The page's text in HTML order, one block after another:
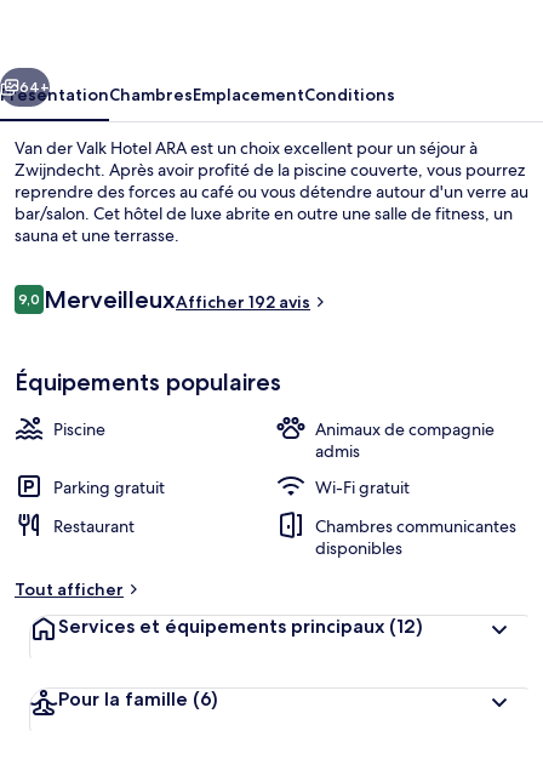
ARA
Suivant
64+
PrésentationChambresEmplacementConditions
Van der Valk Hotel ARA est un choix excellent pour un séjour à
Zwijndecht. Après avoir profité de la piscine couverte, vous pourrez
reprendre des forces au café ou vous détendre autour d'un verre au
bar/salon. Cet hôtel de luxe abrite en outre une salle de fitness, un
sauna et une terrasse.
Avis
voyageurs
9,09,0 sur 10
MerveilleuxAfficher 192 avis
Équipements populaires
Piscine
Animaux de compagnie
admis
Parking gratuit
Wi-Fi gratuit
Restaurant
Chambres communicantes
disponibles
Tout afficher
Services et équipements principaux (12)
Pour la famille (6)